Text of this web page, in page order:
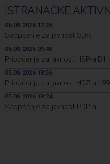
19:55
Drugi Festival bakri
Livna
19:45
Novi Travnik receives
heritage project
19:33
Crishock: OHR maintains
19:32
Velika nagrada Britanije
2028. godine
STRANAČKE
06.08.2026 12:35
Saopćenje za javnost SDA
06.08.2026 09:48
Priopćenje za javnost HSP-a BiH
05.08.2026 18:56
Priopćenje za javnost HDZ-a
05.08.2026 18:24
Saopćenje za javnost PDP-a